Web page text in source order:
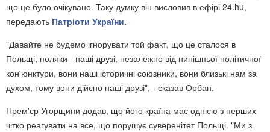
що це було очікувано. Таку думку він висловив в ефірі 24.hu,
передають Патріоти України.
"Давайте не будемо ігнорувати той факт, що це сталося в
Польщі, поляки - наші друзі, незалежно від нинішньої політичної
кон'юнктури, вони наші історичні союзники, вони близькі нам за
духом, тому вони дійсно наші друзі", - сказав Орбан.
Прем'єр Угорщини додав, що його країна має однією з перших
чітко реагувати на все, що порушує суверенітет Польщі. "Ми з